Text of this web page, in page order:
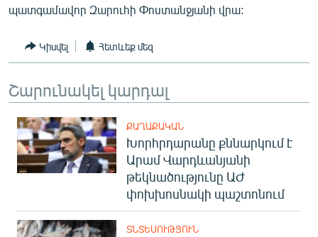
պատգամավոր Զարուհի Փոստանջյանի վրա:
Կիսվել Հետևեք մեզ
Շարունակել կարդալ
ՔԱՂԱՔԱԿԱՆ
Խորհրդարանը քննարկում է
Արամ Վարդևանյանի
թեկնածությունը ԱԺ
փոխխոսնակի պաշտոնում
ՏՆՏԵՍՈՒԹՅՈՒՆ